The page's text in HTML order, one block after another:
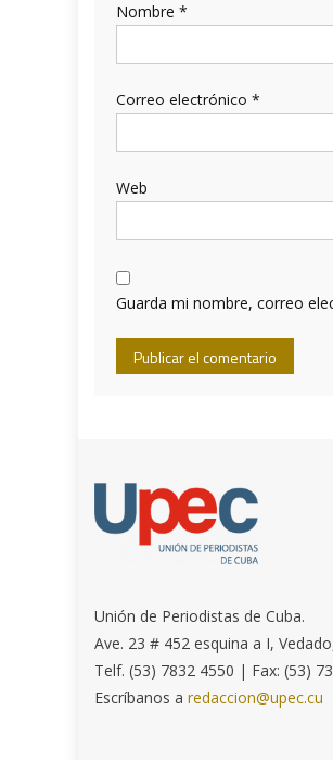
Nombre *
Correo electrónico *
Web
Guarda mi nombre, correo
Unión de Periodistas de Cuba.
Ave. 23 # 452 esquina a I,
Telf. (53) 7832 4550 | Fax: (53)
Escríbanos aredaccion@upec.cu